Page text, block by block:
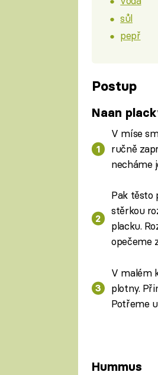
sůl
pepř
Postup
Naan
V míse
ručně
necháme
Pak těsto
stěrkou
placku.
opečeme
V malém
plotny.
Potřeme
Hummus